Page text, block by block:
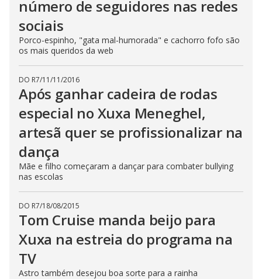
e
o
número de seguidores nas redes
sociais
Porco-espinho, "gata mal-humorada" e cachorro fofo são
os mais queridos da web
DO R7/11/11/2016
Após ganhar cadeira de rodas
especial no Xuxa Meneghel,
artesã quer se profissionalizar na
dança
Mãe e filho começaram a dançar para combater bullying
nas escolas
DO R7/18/08/2015
Tom Cruise manda beijo para
Xuxa na estreia do programa na
TV
Astro também desejou boa sorte para a rainha